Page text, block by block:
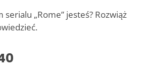
„Rome” jesteś? Rozwiąż